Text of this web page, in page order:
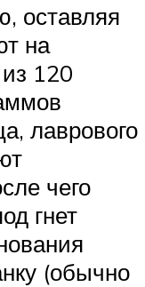
оставляя
на
120
лаврового
чего
гнет
(обычно